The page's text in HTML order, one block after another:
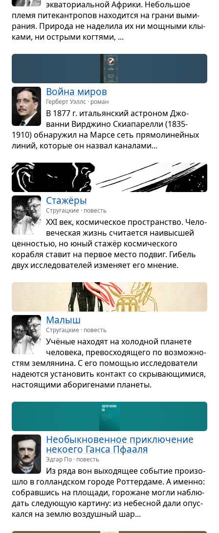
эква­то­ри­аль­ной Африки. Неболь­шое
племя пите­кан­тро­пов нахо­дится на грани выми­
ра­ния. При­рода не наде­лила их ни мощ­ными клы­
ками, ни острыми ког­тями, ...
Война миров
Герберт Уэллс · роман
В 1877 г. ита­льян­ский астро­ном Джо­
ванни Вир­джино Скиа­па­релли (1835-
1910) обна­ру­жил на Марсе сеть пря­мо­ли­ней­ных
линий, кото­рые он назвал кана­лами...
Стажёры
Стругацкие · повесть
ХXI век, кос­ми­че­ское про­стран­ство. Чело­
ве­че­ская жизнь счи­та­ется наи­выс­шей
цен­но­стью, но юный стажёр кос­ми­че­ского
корабля ста­вит на пер­вое место подвиг. Гибель
двух иссле­до­ва­те­лей изме­няет его мне­ние.
Малыш
Стругацкие · повесть
Учё­ные нахо­дят на холод­ной пла­нете
чело­века, пре­вос­хо­дя­щего по воз­мож­но­
стям зем­ля­нина. С его помо­щью иссле­до­ва­тели
наде­ются уста­но­вить кон­такт со скры­ва­ю­щи­мися,
насто­я­щими або­ри­ге­нами пла­неты.
Необык­но­вен­ное при­клю­че­ние
неко­его Ганса Пфа­аля
Эдгар По · повесть
Из ряда вон выхо­дя­щее собы­тие про­изо­
шло в гол­ланд­ском городе Рот­тер­даме. А именно:
собрав­шись на пло­щади, горо­жане могли наблю­
дать сле­ду­ю­щую кар­тину: из небес­ной дали опус­
кался на землю воз­душ­ный шар...